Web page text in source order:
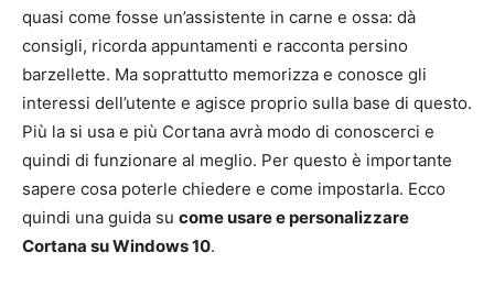
quasi come fosse un’assistente in carne e ossa: dà
consigli, ricorda appuntamenti e racconta persino
barzellette. Ma soprattutto memorizza e conosce gli
interessi dell’utente e agisce proprio sulla base di questo.
Più la si usa e più Cortana avrà modo di conoscerci e
quindi di funzionare al meglio. Per questo è importante
sapere cosa poterle chiedere e come impostarla. Ecco
quindi una guida su come usare e personalizzare
Cortana su Windows 10.